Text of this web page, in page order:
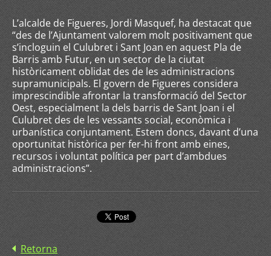
L’alcalde de Figueres, Jordi Masquef, ha destacat que
“des de l’Ajuntament valorem molt positivament que
s’incloguin el Culubret i Sant Joan en aquest Pla de
Barris amb Futur, en un sector de la ciutat
històricament oblidat des de les administracions
supramunicipals. El govern de Figueres considera
imprescindible afrontar la transformació del Sector
Oest, especialment la dels barris de Sant Joan i el
Culubret des de les vessants social, econòmica i
urbanística conjuntament. Estem doncs, davant d’una
oportunitat històrica per fer-hi front amb eines,
recursos i voluntat política per part d’ambdues
administracions”.
Retorna